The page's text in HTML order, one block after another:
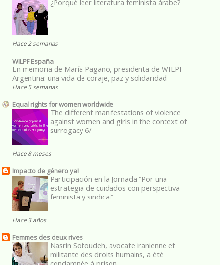
¿Porqué leer literatura feminista árabe?
Hace 2 semanas
WILPF España
En memoria de María Pagano, presidenta de WILPF
Argentina: una vida de coraje, paz y solidaridad
Hace 5 semanas
Equal rights for women worldwide
The different manifestations of violence
against women and girls in the context of
surrogacy 6/
Hace 8 meses
Impacto de género ya!
Participación en la Jornada “Por una
estrategia de cuidados con perspectiva
feminista y sindical”
Hace 3 años
Femmes des deux rives
Nasrin Sotoudeh, avocate iranienne et
militante des droits humains, a été
condamnée à prison